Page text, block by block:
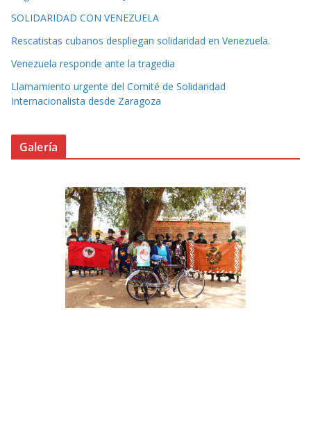
SOLIDARIDAD CON VENEZUELA
Rescatistas cubanos despliegan solidaridad en Venezuela.
Venezuela responde ante la tragedia
Llamamiento urgente del Comité de Solidaridad
Internacionalista desde Zaragoza
Galería